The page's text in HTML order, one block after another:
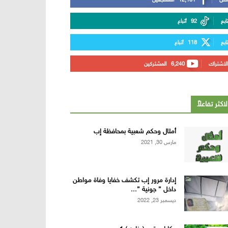
92 أتباع تابع
118 أتباع تابع
6,240 المشتركين الاشتراك
تفاعلاً
أمثال وحكم شعبية بمحافظة إب
مارس 30, 2021
إدارة مرور إب تكشف خفايا وفاة مواطن
داخل ” جونية ”...
ديسمبر 23, 2022